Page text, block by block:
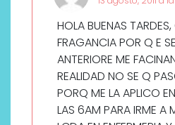
HOLA BUENAS
FRAGANCIA POR Q E
ANTERIORE ME
REALIDAD NO SE Q
PORQ ME LA APLICO
LAS 6AM PARA IRME A